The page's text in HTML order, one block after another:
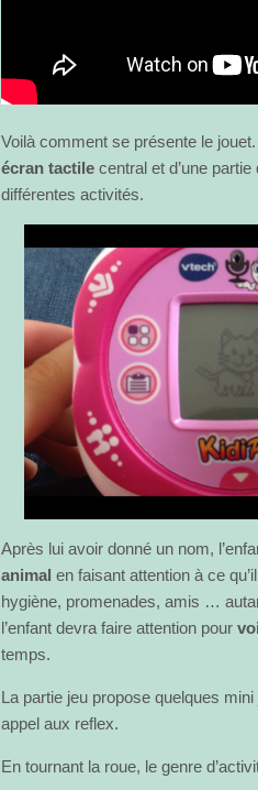
Voilà comment se présente le
écran tactile central et d’une
différentes activités.
Après lui avoir donné un nom,
animal en faisant attention à ce
hygiène, promenades, amis …
l’enfant devra faire attention pour
temps.
La partie jeu propose quelques
appel aux reflex.
En tournant la roue, le genre